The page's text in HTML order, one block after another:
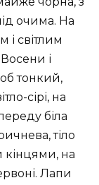
очима. На
і світлим
і
тонкий,
сірі, на
біла
тіло
кінцями, на
Лапи